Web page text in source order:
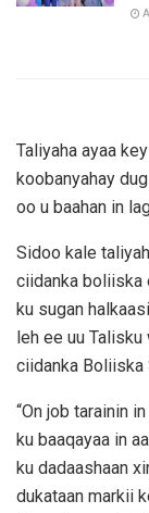
Taliyaha ayaa
koobanyahay
oo u baahan in
Sidoo kale
ciidanka boliiska
ku sugan
leh ee uu
ciidanka Boliiska
“On job tarainin
ku baaqayaa in
ku dadaashaan
dukataan markii